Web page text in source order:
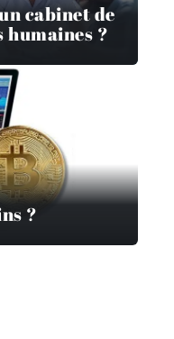
cabinet de
humaines ?
?